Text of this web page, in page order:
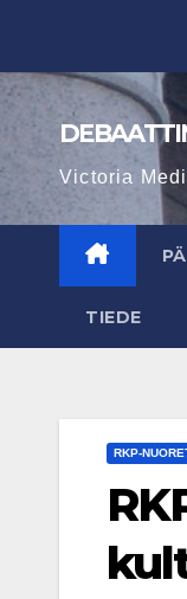
content
Victoria
TIEDE
RKP-